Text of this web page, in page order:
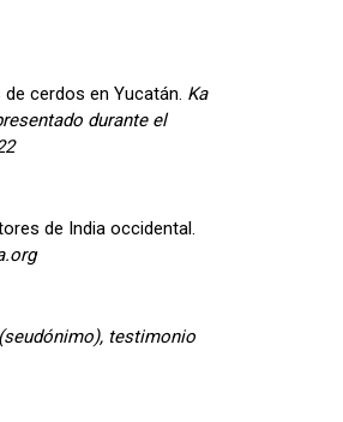
cerdos en Yucatán. Ka
durante el
de India occidental.
testimonio